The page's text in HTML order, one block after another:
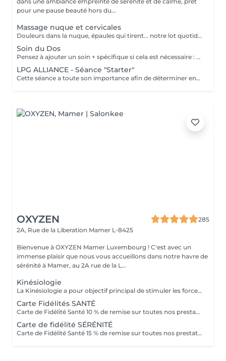
pour une pause beauté hors du...
Massage nuque et cervicales
Douleurs dans la nuque, épaules qui tirent... notre lot quotidien à tous, ce massage aux huiles chaudes aromatiques détend et relaxe les muscles contractés. En complément de soin visage uniquement.
Soin du Dos
Pensez à ajouter un soin + spécifique si cela est nécessaire : bio peeling pour détoxifier et purifier , "rose de mer" pour cicatriser... Vapeur et massage dans ce soin
LPG ALLIANCE - Séance "Starter"
Cette séance a toute son importance afin de déterminer ensemble vos besoins spécifiques , remplir votre dossier et faire une séance profonde. La technique minceur de LPG permet de manière indolore de réactiver le déstockage des graisses pour effacer les surcharges et les imperfections localisées. Une silhouette affinée, une peau plus lisse et plus ferme naturellement. Les soins sont ciblés et rapides. Les résultats sont perceptibles dès la première séance.
OXYZEN
285
2A, Rue de la Liberation Mamer L-8425
Bienvenue à OXYZEN Mamer Luxembourg ! C'est avec un
immense plaisir que nous vous accueillons dans notre havre de
sérénité à Mamer, au 2A rue de la L...
Kinésiologie
La Kinésiologie a pour objectif principal de stimuler les forces d'auto-guérison de l'homme, et également augmenter son bien-être en équilibrant les énergies. Elle permet aussi au corps de mieux s'exprimer, et à nous de mieux le comprendre. Il est de plus en plus évident que notre santé et nos émotions sont intimement liées. En équilibrant le corps ou les émotions, on permet de rétablir un équilibre global chez la personne de stimuler ses forces d'auto-guérison et surtout de lui donner les moyens de grandir et de s'épanouir. Tout a été étudié afin que vous puissiez passer un réel moment de détente et d'oubli du temps !!! Avertissement : Nos soins sont dédiés au bien-être et à la relaxation. Ils ne remplacent pas un suivi médical et ne relèvent pas de la kinésithérapie.
Carte Fidélités SANTÉ
Carte de Fidélité Santé 10 % de remise sur toutes nos prestations Offrez-vous le bien-être toute l'année grâce à notre Carte de Fidélité Santé ! Elle vous donne droit à 10 % de réduction sur l'ensemble de nos prestations, qu'il s'agisse de massages relaxants, de soins énergétiques ou de séances de bien-être. *Les avantages de la Carte de Fidélité Santé - 10 % de remise immédiate sur toutes vos prestations. - Valable sur toute notre carte de soins. - Une opportunité unique de prendre soin de vous à prix privilégié. Offre non cumulable avec d'autres promotions en cours. La Carte de Fidélité Santé est également une excellente idée cadeau, pour offrir bien-être et sérénité à vos proches.
Carte de fidélité SÉRÉNITÉ
Carte de Fidélité Santé 15 % de remise sur toutes nos prestations Découvrez notre offre exclusive : la Carte de Fidélité Santé vous permet de bénéficier de 15 % de réduction sur toutes nos prestations, . *Les avantages de la Carte de Fidélité Santé -15 % de remise immédiate sur tous nos soins. -Valable toute l'année, sur l'ensemble de nos prestations : massages relaxants, soins énergétiques, séances de bien-être -Une façon simple et avantageuse de prendre soin de vous régulièrement. Offre non cumulable avec d'autres promotions en cours. La Carte de Fidélité Santé est également une formidable idée cadeau, pour offrir détente, énergie et sérénité à vos proches. Contactez-nous dès maintenant pour obtenir votre carte et profitez de réductions exclusives chez OXYZEN, où votre bien-être est notre priorité.